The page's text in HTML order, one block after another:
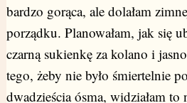
bardzo gorąca, ale dolałam
porządku. Planowałam, jak się
czarną sukienkę za kolano i
tego, żeby nie było śmiertelnie
dwadzieścia ósma, widziałam to